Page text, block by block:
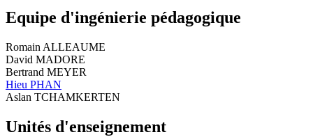
Equipe d'ingénierie pédagogique
Romain ALLEAUME
David MADORE
Bertrand MEYER
Hieu PHAN
Aslan TCHAMKERTEN
Unités d'enseignement